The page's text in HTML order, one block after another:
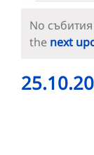
Събития
for
г.
Notice
No
the next